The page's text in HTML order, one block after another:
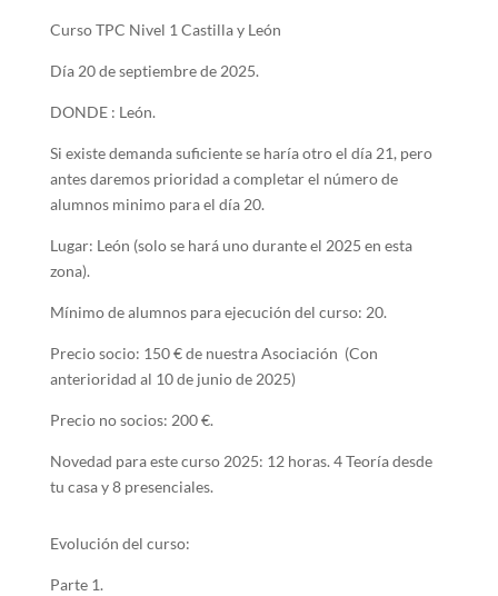
Curso TPC Nivel 1 Castilla y León
Día 20 de septiembre de 2025.
DONDE : León.
Si existe demanda suficiente se haría otro el día 21, pero
antes daremos prioridad a completar el número de
alumnos minimo para el día 20.
Lugar: León (solo se hará uno durante el 2025 en esta
zona).
Mínimo de alumnos para ejecución del curso: 20.
Precio socio: 150 € de nuestra Asociación (Con
anterioridad al 10 de junio de 2025)
Precio no socios: 200 €.
Novedad para este curso 2025: 12 horas. 4 Teoría desde
tu casa y 8 presenciales.
Evolución del curso:
Parte 1.